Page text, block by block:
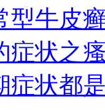
型牛皮
症状之
症状都